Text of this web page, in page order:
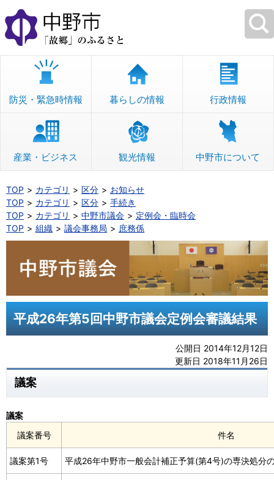
本
文
へ
移
防災・緊急時情報 暮らしの情報 行政情報
産業・ビジネス 観光情報 中野市について
TOP カテゴリ 区分
お知らせ
TOP
カテゴリ 区分
手続き
TOP
カテゴリ 中野市議会
定例会・臨時会
TOP
組織 議会事務局 庶務係
平成26年第5回中野市議会定例会審議結果
公開日 2014年12月12日
更新日 2018年11月26日
議案
議案番号 件名
議案
議案第1号 平成26年中野市一般会計補正予算(第4号)の専決処分